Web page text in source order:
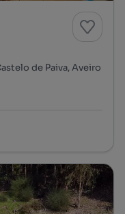
de Paiva, Aveiro